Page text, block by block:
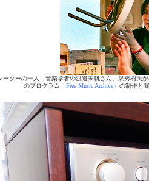
ーターの一人、音楽学者の渡邊未帆さん。泉秀樹氏
のプログラム 「Free Music Archive」 の制作と